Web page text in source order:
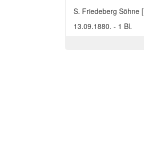
S. Friedeberg Söhne
13.09.1880. - 1 Bl.